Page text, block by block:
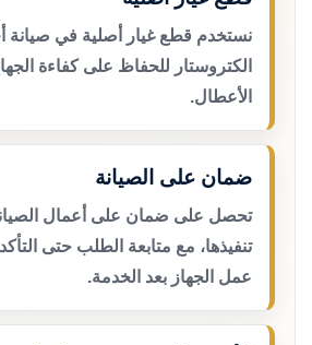
نستخدم قطع غيار أصلية في صيانة
الكتروستار للحفاظ على كفاءة
الأعطال.
ضمان على الصيانة
تحصل على ضمان على أعمال
تنفيذها، مع متابعة الطلب حتى
عمل الجهاز بعد الخدمة.